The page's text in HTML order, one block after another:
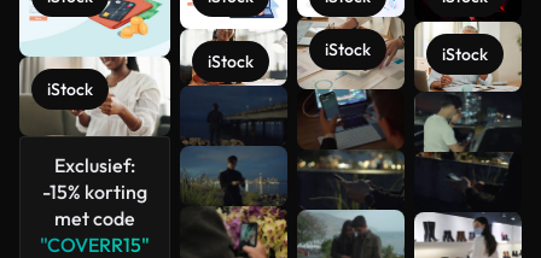
iStock
Exclusief:
-15% korting
met code
"COVERR15"
iStock
iStock iStock
Meer
bekijken